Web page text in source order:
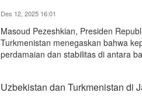
Des 12, 2025 16:01
Masoud Pezeshkian, Presiden
Turkmenistan menegaskan bahwa
perdamaian dan stabilitas di antara
Uzbekistan dan Turkmenistan di